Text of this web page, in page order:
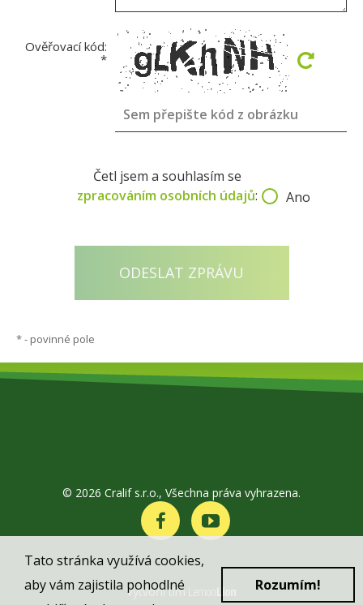
Ověřovací kód:
*
Četl jsem a souhlasím se
zpracováním osobních údajů: Ano
*- povinné pole
© 2026 Cralif s.r.o., Všechna práva vyhrazena.
Vytvořil tím
Tato stránka využívá cookies,
aby vám zajistila pohodlné
Rozumím!